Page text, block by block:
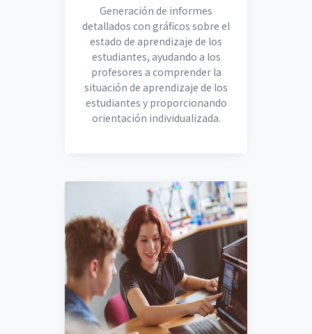
Generación de informes
detallados con gráficos sobre el
estado de aprendizaje de los
estudiantes, ayudando a los
profesores a comprender la
situación de aprendizaje de los
estudiantes y proporcionando
orientación individualizada.